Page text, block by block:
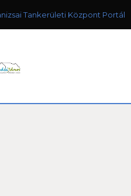
Tankerületi Központ Portál